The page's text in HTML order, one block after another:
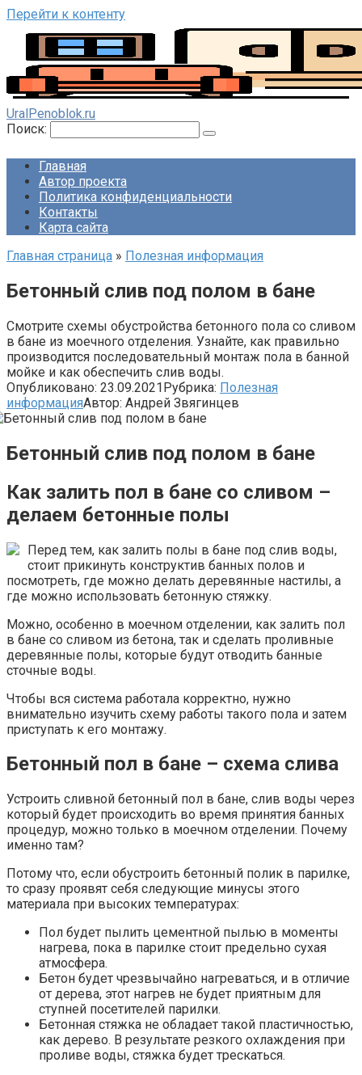
Перейти к контенту
UralPenoblok.ru
Поиск:
Главная
Автор проекта
Политика конфиденциальности
Контакты
Карта сайта
Главная страница » Полезная информация
Бетонный слив под полом в бане
Смотрите схемы обустройства бетонного пола со сливом
в бане из моечного отделения. Узнайте, как правильно
производится последовательный монтаж пола в банной
мойке и как обеспечить слив воды.
Опубликовано: 23.09.2021Рубрика: Полезная
информацияАвтор: Андрей Звягинцев
Бетонный слив под полом в бане
Как залить пол в бане со сливом –
делаем бетонные полы
Перед тем, как залить полы в бане под слив воды,
стоит прикинуть конструктив банных полов и
посмотреть, где можно делать деревянные настилы, а
где можно использовать бетонную стяжку.
Можно, особенно в моечном отделении, как залить пол
в бане со сливом из бетона, так и сделать проливные
деревянные полы, которые будут отводить банные
сточные воды.
Чтобы вся система работала корректно, нужно
внимательно изучить схему работы такого пола и затем
приступать к его монтажу.
Бетонный пол в бане – схема слива
Устроить сливной бетонный пол в бане, слив воды через
который будет происходить во время принятия банных
процедур, можно только в моечном отделении. Почему
именно там?
Потому что, если обустроить бетонный полик в парилке,
то сразу проявят себя следующие минусы этого
материала при высоких температурах:
Пол будет пылить цементной пылью в моменты
нагрева, пока в парилке стоит предельно сухая
атмосфера.
Бетон будет чрезвычайно нагреваться, и в отличие
от дерева, этот нагрев не будет приятным для
ступней посетителей парилки.
Бетонная стяжка не обладает такой пластичностью,
как дерево. В результате резкого охлаждения при
проливе воды, стяжка будет трескаться.